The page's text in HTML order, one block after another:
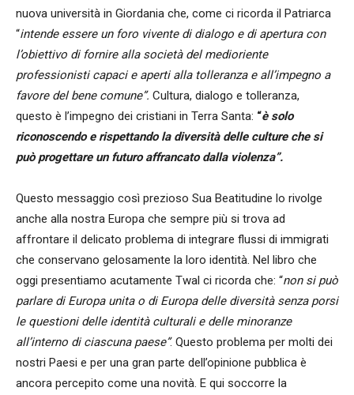
nuova università in Giordania che, come ci ricorda il Patriarca
“intende essere un foro vivente di dialogo e di apertura con
l’obiettivo di fornire alla società del medioriente
professionisti capaci e aperti alla tolleranza e all’impegno a
favore del bene comune”. Cultura, dialogo e tolleranza,
questo è l’impegno dei cristiani in Terra Santa: “è solo
riconoscendo e rispettando la diversità delle culture che si
può progettare un futuro affrancato dalla violenza”.
Questo messaggio così prezioso Sua Beatitudine lo rivolge
anche alla nostra Europa che sempre più si trova ad
affrontare il delicato problema di integrare flussi di immigrati
che conservano gelosamente la loro identità. Nel libro che
oggi presentiamo acutamente Twal ci ricorda che: “non si può
parlare di Europa unita o di Europa delle diversità senza porsi
le questioni delle identità culturali e delle minoranze
all’interno di ciascuna paese”. Questo problema per molti dei
nostri Paesi e per una gran parte dell’opinione pubblica è
ancora percepito come una novità. E qui soccorre la